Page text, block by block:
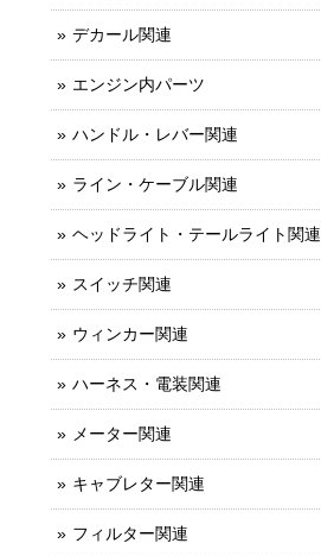
デカール関連
エンジン内パーツ
ハンドル・レバー関連
ライン・ケーブル関連
ヘッドライト・テールライト関連
スイッチ関連
ウィンカー関連
ハーネス・電装関連
メーター関連
キャブレター関連
フィルター関連